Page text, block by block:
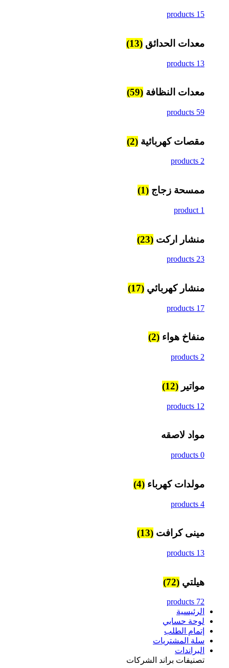
15 products
معدات الحدائق (13)
13 products
معدات النظافة (59)
59 products
مقصات كهربائية (2)
2 products
ممسحة زجاج (1)
1 product
منشار اركت (23)
23 products
منشار كهربائي (17)
17 products
منفاخ هواء (2)
2 products
مواتير (12)
12 products
مواد لاصقه
0 products
مولدات كهرباء (4)
4 products
مينى كرافت (13)
13 products
هيلتي (72)
72 products
الرئيسية
لوحة حسابي
إتمام الطلب
سلة المشتريات
البراندات
تصنيفات براند الشركات